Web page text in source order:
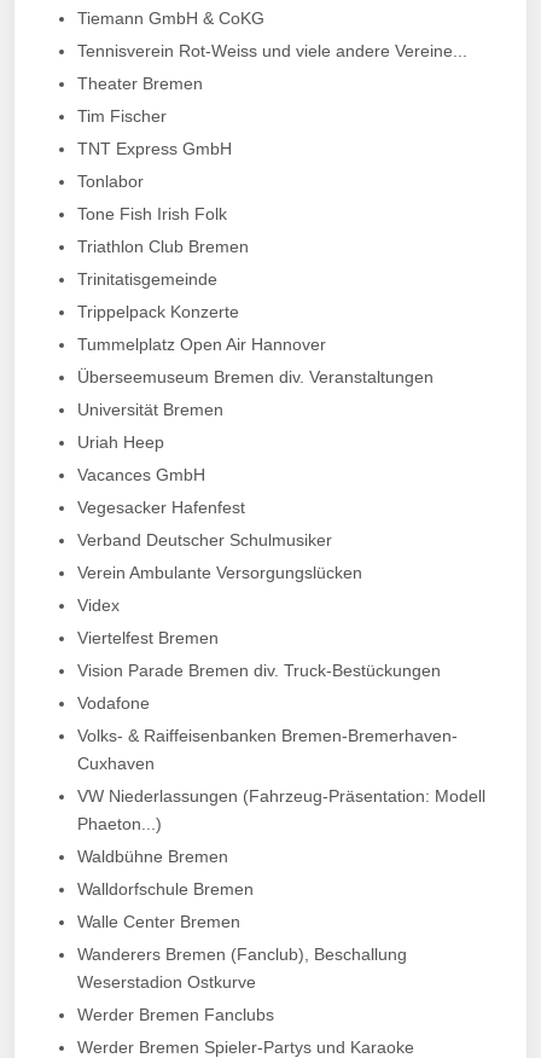
Tiemann GmbH & CoKG
Tennisverein Rot-Weiss und viele andere Vereine...
Theater Bremen
Tim Fischer
TNT Express GmbH
Tonlabor
Tone Fish Irish Folk
Triathlon Club Bremen
Trinitatisgemeinde
Trippelpack Konzerte
Tummelplatz Open Air Hannover
Überseemuseum Bremen div. Veranstaltungen
Universität Bremen
Uriah Heep
Vacances GmbH
Vegesacker Hafenfest
Verband Deutscher Schulmusiker
Verein Ambulante Versorgungslücken
Videx
Viertelfest Bremen
Vision Parade Bremen div. Truck-Bestückungen
Vodafone
Volks- & Raiffeisenbanken Bremen-Bremerhaven-
Cuxhaven
VW Niederlassungen (Fahrzeug-Präsentation: Modell
Phaeton...)
Waldbühne Bremen
Walldorfschule Bremen
Walle Center Bremen
Wanderers Bremen (Fanclub), Beschallung
Weserstadion Ostkurve
Werder Bremen Fanclubs
Werder Bremen Spieler-Partys und Karaoke